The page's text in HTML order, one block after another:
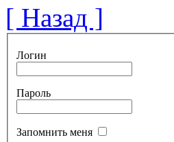
[ Назад ]
Логин
Пароль
Запомнить меня